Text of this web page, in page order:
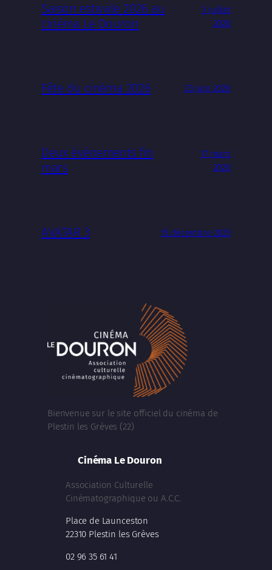
Saison estivale 2026 au
cinéma Le Douron
3 juillet
2026
Fête du cinéma 2026 23 juin 2026
Deux événements fin
mars
17 mars
2026
AVATAR 3 15 décembre 2025
Bienvenue sur le site officiel du cinéma de
Plestin les Grèves (22)
Cinéma Le Douron
Association Culturelle
Cinématographique ou A.C.C.
Place de Launceston
22310 Plestin les Grèves
02 96 35 61 41